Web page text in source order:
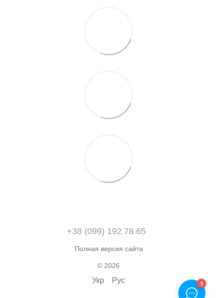
+38 (099) 192 78 65
Полная версия сайта
© 2026
Укр Рус